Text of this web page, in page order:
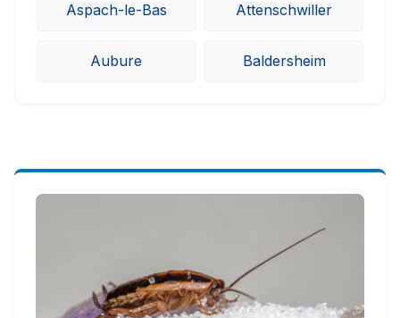
Aspach-le-Bas Attenschwiller
Aubure Baldersheim